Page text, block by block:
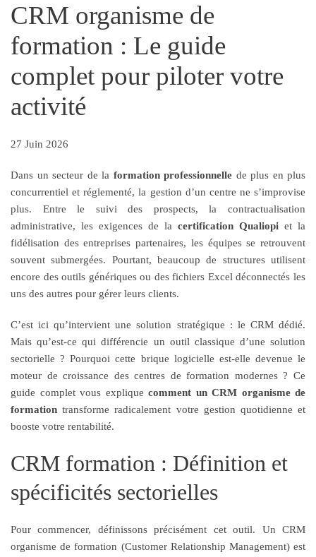
CRM organisme de
formation : Le guide
complet pour piloter votre
activité
27 Juin 2026
Dans un secteur de la formation professionnelle de plus en plus
concurrentiel et réglementé, la gestion d’un centre ne s’improvise
plus. Entre le suivi des prospects, la contractualisation
administrative, les exigences de la certification Qualiopi et la
fidélisation des entreprises partenaires, les équipes se retrouvent
souvent submergées. Pourtant, beaucoup de structures utilisent
encore des outils génériques ou des fichiers Excel déconnectés les
uns des autres pour gérer leurs clients.
C’est ici qu’intervient une solution stratégique : le CRM dédié.
Mais qu’est-ce qui différencie un outil classique d’une solution
sectorielle ? Pourquoi cette brique logicielle est-elle devenue le
moteur de croissance des centres de formation modernes ? Ce
guide complet vous explique comment un CRM organisme de
formation transforme radicalement votre gestion quotidienne et
booste votre rentabilité.
CRM formation : Définition et
spécificités sectorielles
Pour commencer, définissons précisément cet outil. Un CRM
organisme de formation (Customer Relationship Management) est